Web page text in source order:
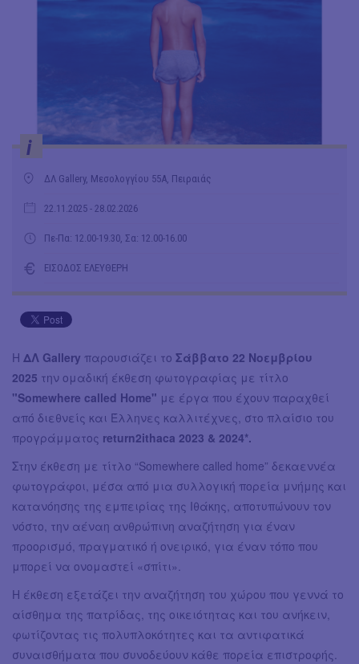
i
ΔΛ Gallery, Μεσολογγίου 55Α, Πειραιάς
22.11.2025 - 28.02.2026
Πε-Πα: 12.00-19.30, Σα: 12.00-16.00
ΕΙΣΟΔΟΣ ΕΛΕΥΘΕΡΗ
Η ΔΛ Gallery παρουσιάζει το Σάββατο 22 Νοεμβρίου
2025 την ομαδική έκθεση φωτογραφίας με τίτλο
"Somewhere called Home" με έργα που έχουν παραχθεί
από διεθνείς και Έλληνες καλλιτέχνες, στο πλαίσιο του
προγράμματος return2ithaca 2023 & 2024*.
Στην έκθεση με τίτλο “Somewhere called home” δεκαεννέα
φωτογράφοι, μέσα από μια συλλογική πορεία μνήμης και
κατανόησης της εμπειρίας της Ιθάκης, αποτυπώνουν τον
νόστο, την αέναη ανθρώπινη αναζήτηση για έναν
προορισμό, πραγματικό ή ονειρικό, για έναν τόπο που
μπορεί να ονομαστεί «σπίτι».
Η έκθεση εξετάζει την αναζήτηση του χώρου που γεννά το
αίσθημα της πατρίδας, της οικειότητας και του ανήκειν,
φωτίζοντας τις πολυπλοκότητες και τα αντιφατικά
συναισθήματα που συνοδεύουν κάθε πορεία επιστροφής.